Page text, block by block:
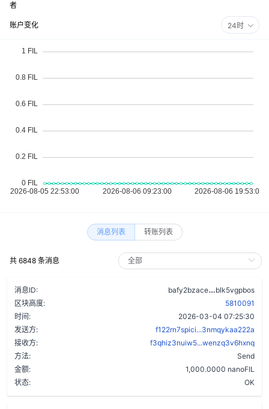
者
账户变化 24时
消息列表 转账列表
共 6848 条消息
消息ID: bafy2bzace
blk5vgpbos
区块高度:
5810091
时间:
2026-03-04 07:25:30
发送方:
f122rn7spici...3nmqykaa222a
接收方:
f3qhiz3nuiw5...wenzq3v6hxnq
方法:
Send
金额:
1,000.0000 nanoFIL
状态:
OK